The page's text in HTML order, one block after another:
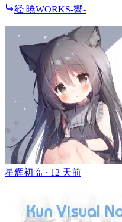
经 暁WORKS-響-
星辉初临 · 12 天前